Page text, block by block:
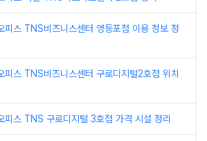
피스 TNS비즈니스센터 영등포점 이용 정보 정
피스 TNS비즈니스센터 구로디지털2호점 위치
피스 TNS 구로디지털 3호점 가격 시설 정리